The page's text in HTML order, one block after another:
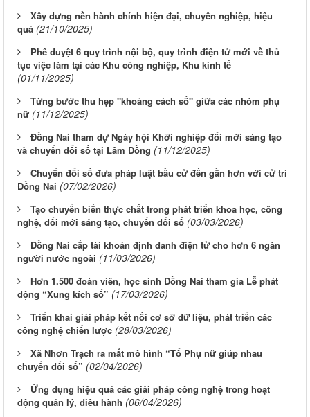
Xây dựng nền hành chính hiện đại, chuyên nghiệp, hiệu
quả (21/10/2025)
Phê duyệt 6 quy trình nội bộ, quy trình điện tử mới về thủ
tục việc làm tại các Khu công nghiệp, Khu kinh tế
(01/11/2025)
Từng bước thu hẹp "khoảng cách số" giữa các nhóm phụ
nữ (11/12/2025)
Đồng Nai tham dự Ngày hội Khởi nghiệp đổi mới sáng tạo
và chuyển đổi số tại Lâm Đồng (11/12/2025)
Chuyển đổi số đưa pháp luật bầu cử đến gần hơn với cử tri
Đồng Nai (07/02/2026)
Tạo chuyển biến thực chất trong phát triển khoa học, công
nghệ, đổi mới sáng tạo, chuyển đổi số (03/03/2026)
Đồng Nai cấp tài khoản định danh điện tử cho hơn 6 ngàn
người nước ngoài (11/03/2026)
Hơn 1.500 đoàn viên, học sinh Đồng Nai tham gia Lễ phát
động “Xung kích số” (17/03/2026)
Triển khai giải pháp kết nối cơ sở dữ liệu, phát triển các
công nghệ chiến lược (28/03/2026)
Xã Nhơn Trạch ra mắt mô hình “Tổ Phụ nữ giúp nhau
chuyển đổi số” (02/04/2026)
Ứng dụng hiệu quả các giải pháp công nghệ trong hoạt
động quản lý, điều hành (06/04/2026)